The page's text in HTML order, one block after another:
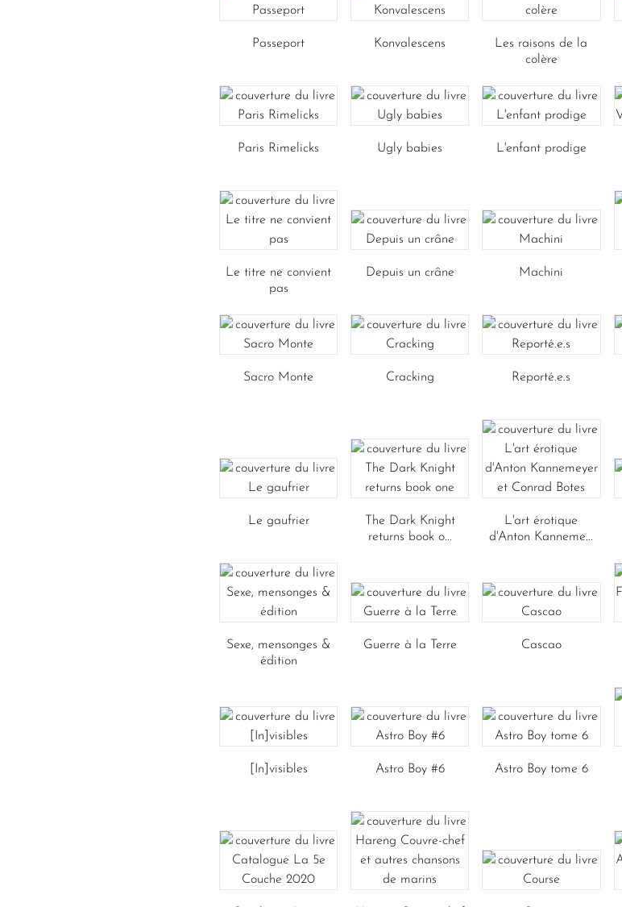
Passeport Konvalescens
Les raisons de la
colère
Paris Rimelicks Ugly babies L'enfant prodige
Le titre ne convient
pas
Depuis un crâne Machini
Sacro Monte Cracking Reporté.e.s
Le gaufrier
The Dark Knight
returns book o...
L'art érotique
d'Anton Kanneme...
Sexe, mensonges &
édition
Guerre à la Terre Cascao
[In]visibles Astro Boy #6 Astro Boy tome 6